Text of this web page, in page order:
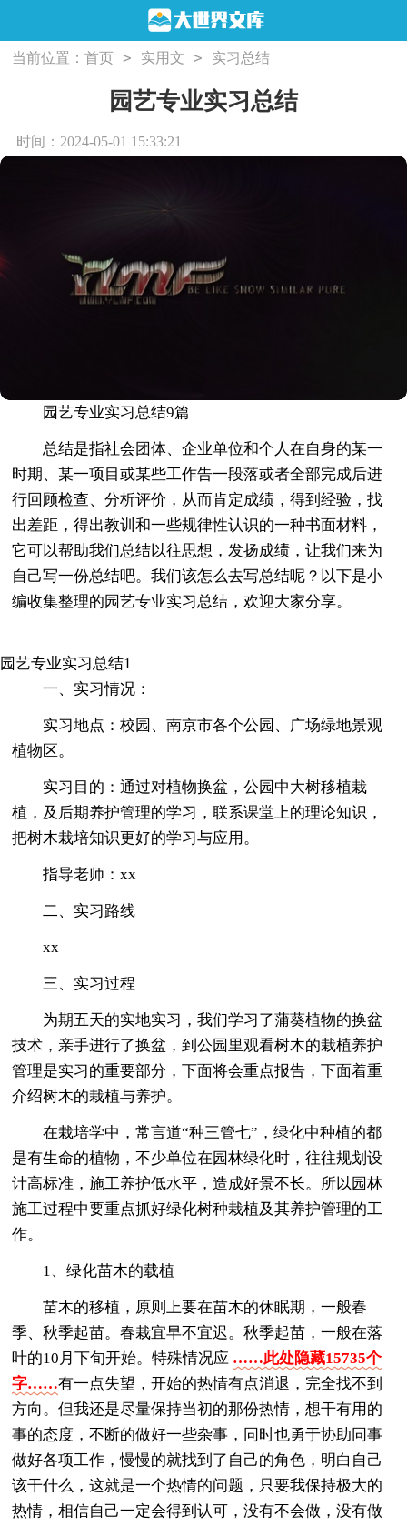
当前位置：首页 > 实用文 > 实习总结
园艺专业实习总结
时间：2024-05-01 15:33:21
园艺专业实习总结9篇
总结是指社会团体、企业单位和个人在自身的某一
时期、某一项目或某些工作告一段落或者全部完成后进
行回顾检查、分析评价，从而肯定成绩，得到经验，找
出差距，得出教训和一些规律性认识的一种书面材料，
它可以帮助我们总结以往思想，发扬成绩，让我们来为
自己写一份总结吧。我们该怎么去写总结呢？以下是小
编收集整理的园艺专业实习总结，欢迎大家分享。
园艺专业实习总结1
一、实习情况：
实习地点：校园、南京市各个公园、广场绿地景观
植物区。
实习目的：通过对植物换盆，公园中大树移植栽
植，及后期养护管理的学习，联系课堂上的理论知识，
把树木栽培知识更好的学习与应用。
指导老师：xx
二、实习路线
xx
三、实习过程
为期五天的实地实习，我们学习了蒲葵植物的换盆
技术，亲手进行了换盆，到公园里观看树木的栽植养护
管理是实习的重要部分，下面将会重点报告，下面着重
介绍树木的栽植与养护。
在栽培学中，常言道“种三管七”，绿化中种植的都
是有生命的植物，不少单位在园林绿化时，往往规划设
计高标准，施工养护低水平，造成好景不长。所以园林
施工过程中要重点抓好绿化树种栽植及其养护管理的工
作。
1、绿化苗木的载植
苗木的移植，原则上要在苗木的休眠期，一般春
季、秋季起苗。春栽宜早不宜迟。秋季起苗，一般在落
叶的10月下旬开始。特殊情况应 ……此处隐藏15735个
字……有一点失望，开始的热情有点消退，完全找不到
方向。但我还是尽量保持当初的那份热情，想干有用的
事的态度，不断的做好一些杂事，同时也勇于协助同事
做好各项工作，慢慢的就找到了自己的角色，明白自己
该干什么，这就是一个热情的问题，只要我保持极大的
热情，相信自己一定会得到认可，没有不会做，没有做